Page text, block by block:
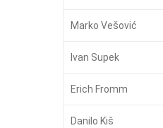
Marko Vešović
Ivan Supek
Erich Fromm
Danilo Kiš